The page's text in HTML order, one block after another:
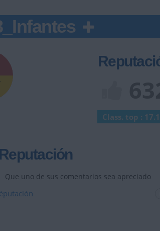
Class. top :
Que uno de sus comentarios sea apreciado